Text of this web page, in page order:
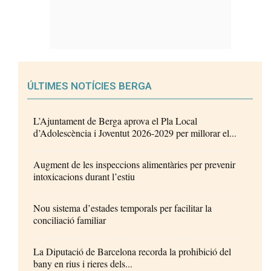
ÚLTIMES NOTÍCIES BERGA
L’Ajuntament de Berga aprova el Pla Local
d’Adolescència i Joventut 2026-2029 per millorar el...
Augment de les inspeccions alimentàries per prevenir
intoxicacions durant l’estiu
Nou sistema d’estades temporals per facilitar la
conciliació familiar
La Diputació de Barcelona recorda la prohibició del
bany en rius i rieres dels...